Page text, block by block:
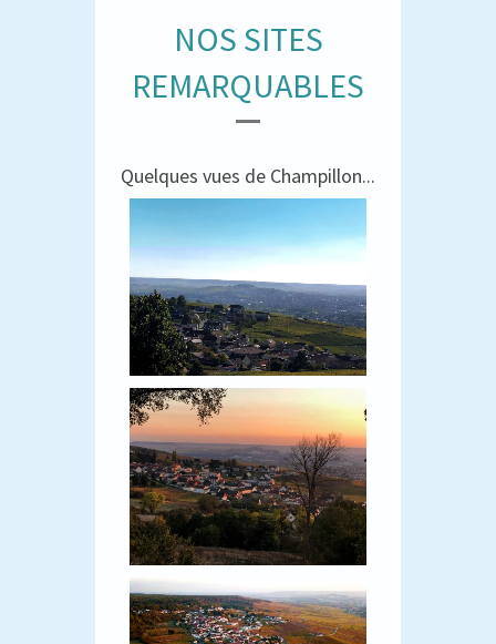
NOS SITES
REMARQUABLES
Quelques vues de Champillon...